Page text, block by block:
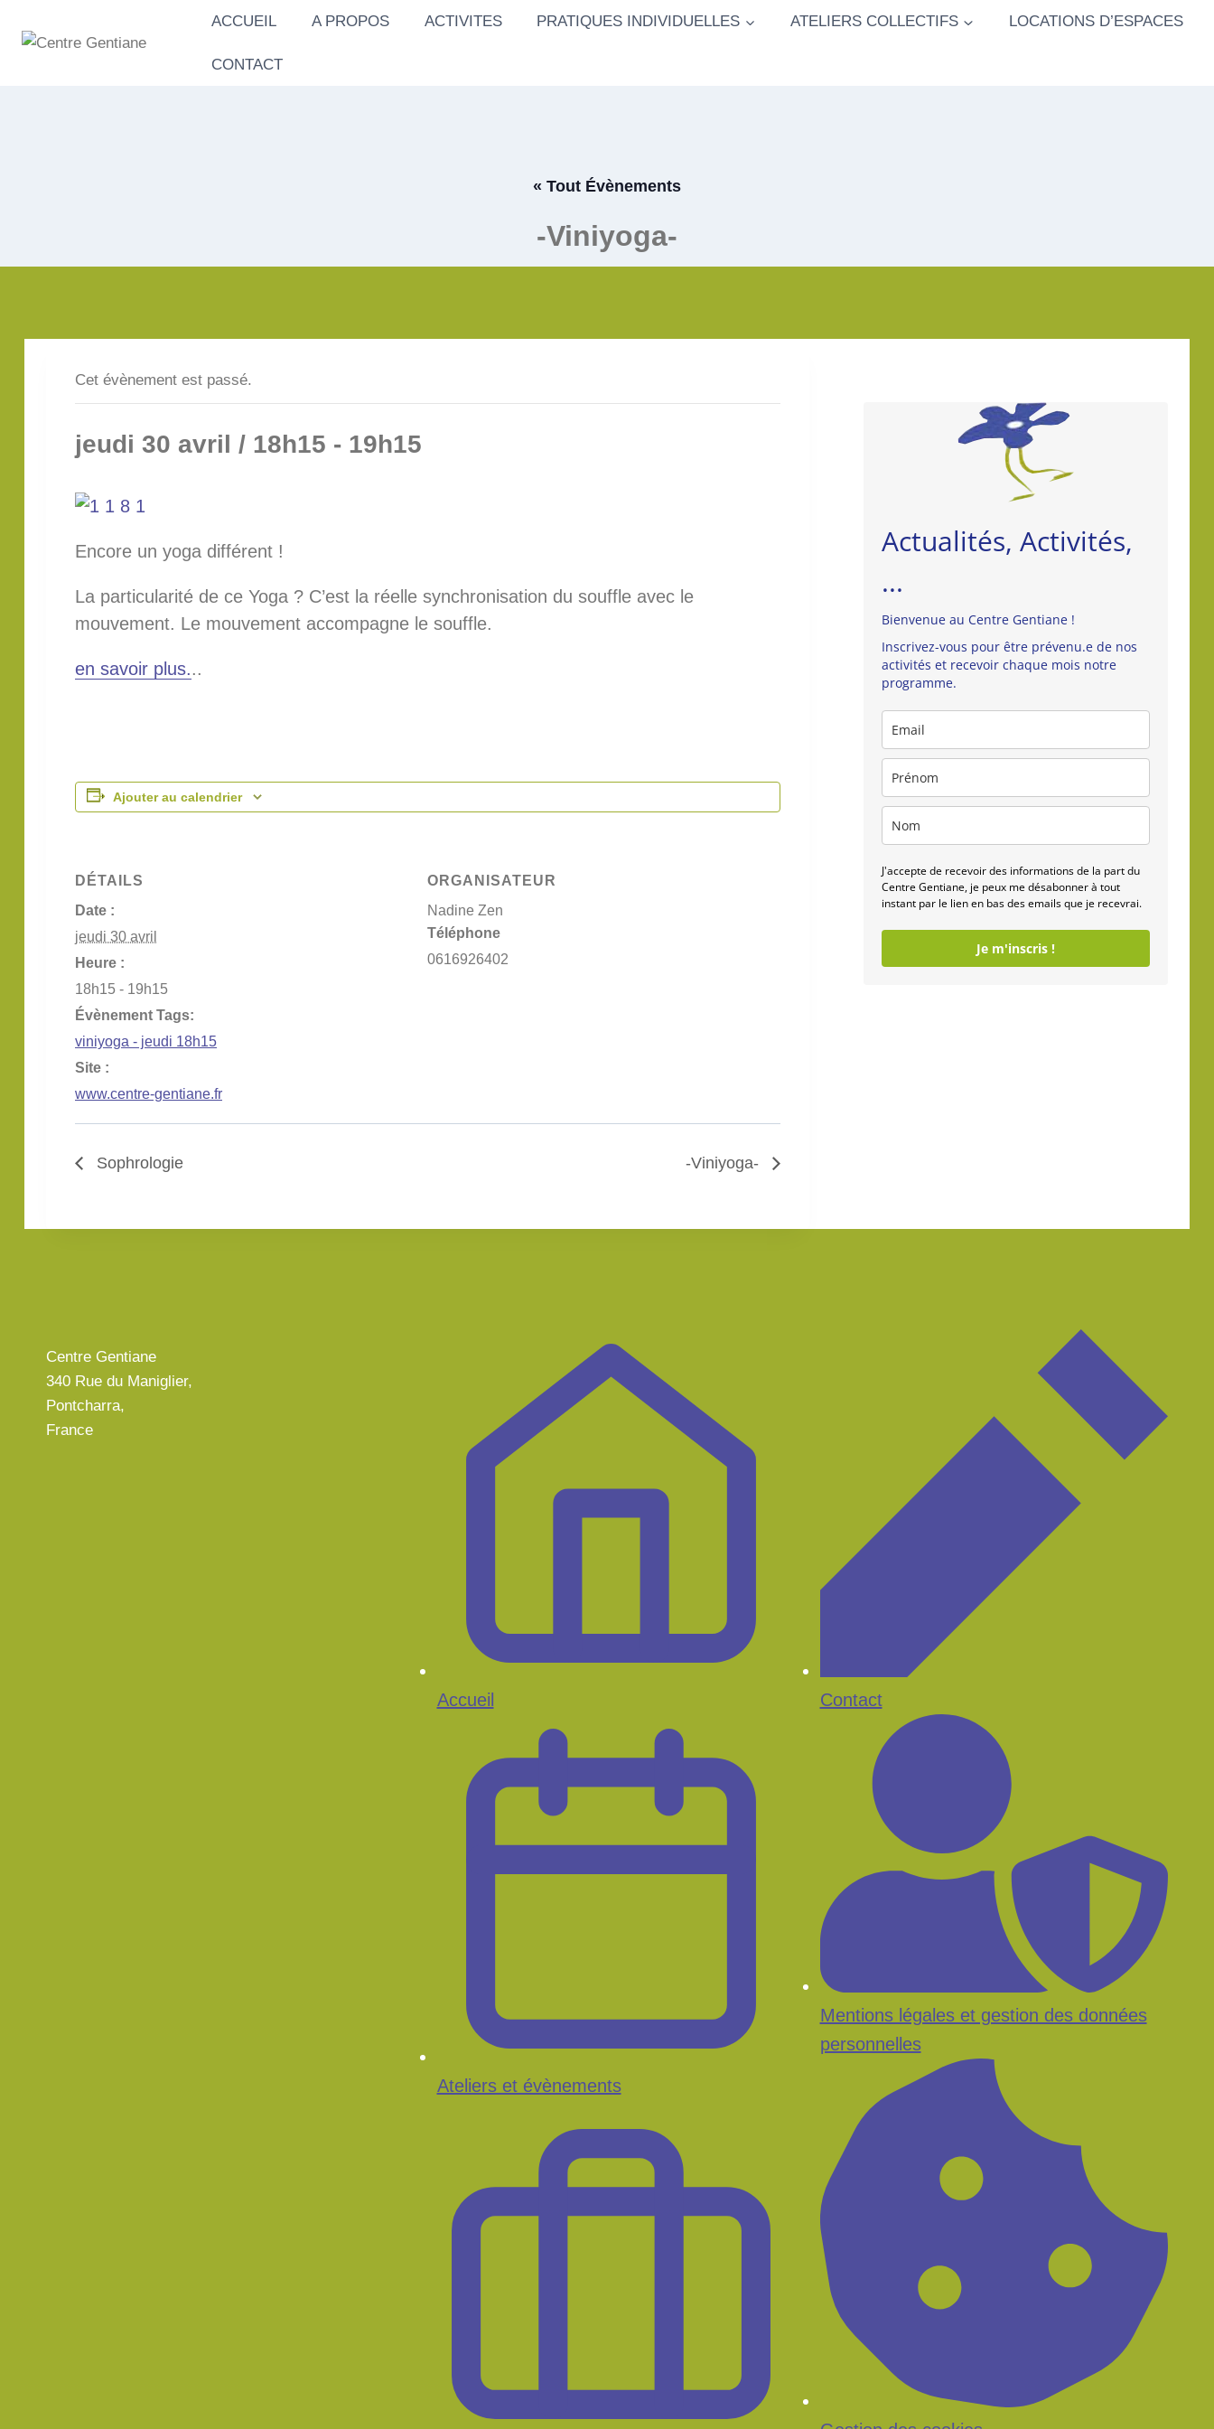
ACCUEIL A PROPOS ACTIVITES PRATIQUES INDIVIDUELLES ATELIERS COLLECTIFS LOCATIONS D’ESPACES
CONTACT
« Tout Évènements
-Viniyoga-
Cet évènement est passé.
jeudi 30 avril / 18h15 - 19h15
Encore un yoga différent !
La particularité de ce Yoga ? C’est la réelle synchronisation du souffle avec le
mouvement. Le mouvement accompagne le souffle.
en savoir plus...
Ajouter au calendrier
DÉTAILS
Date :
jeudi 30 avril
Heure :
18h15 - 19h15
Évènement Tags:
viniyoga - jeudi 18h15
Site :
www.centre-gentiane.fr
ORGANISATEUR
Nadine Zen
Téléphone
0616926402
Sophrologie -Viniyoga-
Actualités, Activités,
...
Bienvenue au Centre Gentiane !
Inscrivez-vous pour être prévenu.e de nos
activités et recevoir chaque mois notre
programme.
J'accepte de recevoir des informations de la part du
Centre Gentiane, je peux me désabonner à tout
instant par le lien en bas des emails que je recevrai.
Je m'inscris !
Centre Gentiane
340 Rue du Maniglier,
Pontcharra,
France
Accueil
Ateliers et évènements
Contact
Mentions légales et gestion des données
personnelles